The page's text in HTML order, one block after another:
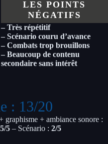
LES POINTS
NÉGATIFS
– Très répétitif
– Scénario couru d’avance
– Combats trop brouillons
– Beaucoup de contenu
secondaire sans intérêt
: 13/20
graphisme + ambiance sonore :
5 – Scénario : 2/5